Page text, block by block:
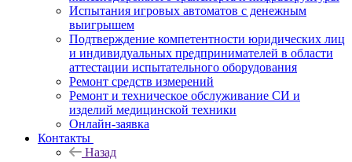
Испытания игровых автоматов с денежным
выигрышем
Подтверждение компетентности юридических лиц
и индивидуальных предпринимателей в области
аттестации испытательного оборудования
Ремонт средств измерений
Ремонт и техническое обслуживание СИ и
изделий медицинской техники
Онлайн-заявка
Контакты
Назад